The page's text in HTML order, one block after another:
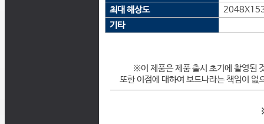
최대 해상도
기타
※이 제품은 제품 출시 초기에 촬영된
또한 이점에 대하여 보드나라는 책임이 없